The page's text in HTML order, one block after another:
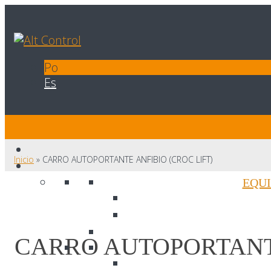
Po
Es
Inicio » CARRO AUTOPORTANTE ANFIBIO (CROC LIFT)
CARRO